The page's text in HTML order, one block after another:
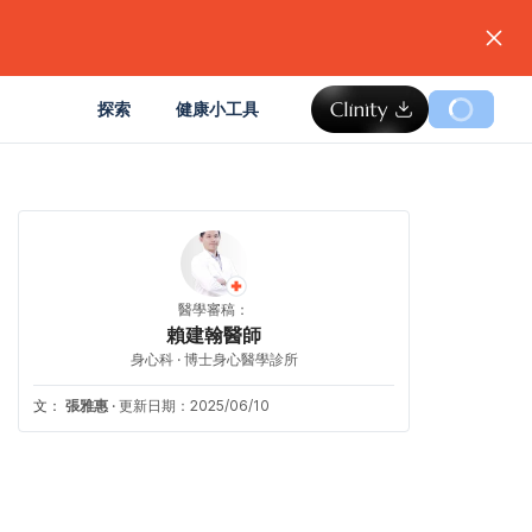
探索 健康小工具
醫學審稿：
賴建翰醫師
身心科 · 博士身心醫學診所
文： 張雅惠 · 更新日期：2025/06/10